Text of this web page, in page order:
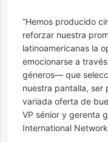
“Hemos producido
reforzar nuestra
latinoamericanas la
emocionarse a
géneros— que
nuestra pantalla, ser
variada oferta de
VP sénior y gerenta
International